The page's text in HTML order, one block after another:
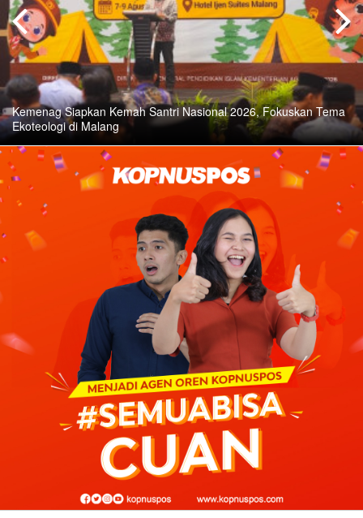
Kemenag Siapkan Kemah Santri Nasional 2026, Fokuskan Tema
Ekoteologi di Malang